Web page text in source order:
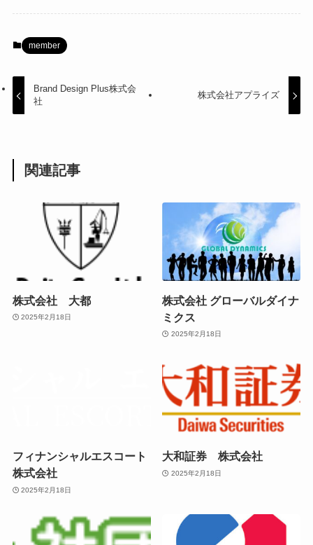
member
Brand Design Plus株式会
社
株式会社アプライズ
関連記事
株式会社 大都
2025年2月18日
株式会社 グローバルダイナ
ミクス
2025年2月18日
フィナンシャルエスコート
株式会社
2025年2月18日
大和証券 株式会社
2025年2月18日